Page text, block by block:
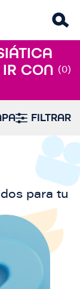
CON (0)
FILTRAR
para tu